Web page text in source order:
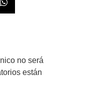
no será
están